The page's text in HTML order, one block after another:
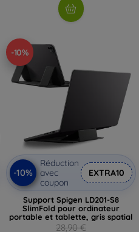
-10%
-10%
Réduction
avec
coupon
EXTRA10
Support Spigen LD201-S8
SlimFold pour ordinateur
portable et tablette, gris spatial
28,90 €